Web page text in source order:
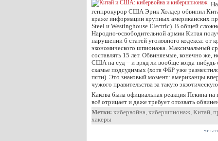
генпрокурор США Эрик Холдер обвинил
краже информации крупных американских
Steel и Westinghouse Electric). В общей
Народно-освободительной армии Китая
нарушении 6 статей уголовного кодекса: от
экономического шпионажа. Максимальный
составлять 15 лет. Обвиняемые, конечно же,
США на суд – и вряд ли вообще когда-нибудь
скамье подсудимых (хотя ФБР уже
пяти). Это знаковый момент: американцы
чужого правительства за такую
Какова была официальная реакция Пекина
всё отрицает и даже требует отозвать
Метки: кибервойна, кибершпионаж, Китай,
хакеры